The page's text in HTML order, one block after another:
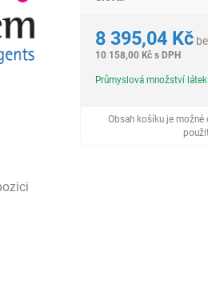
8 395,04 Kč
10 158,00 Kč s DPH
Průmyslová množství
Obsah košíku je